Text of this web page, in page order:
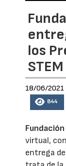
los
STEM
18/06/2021
844
virtual,
entrega